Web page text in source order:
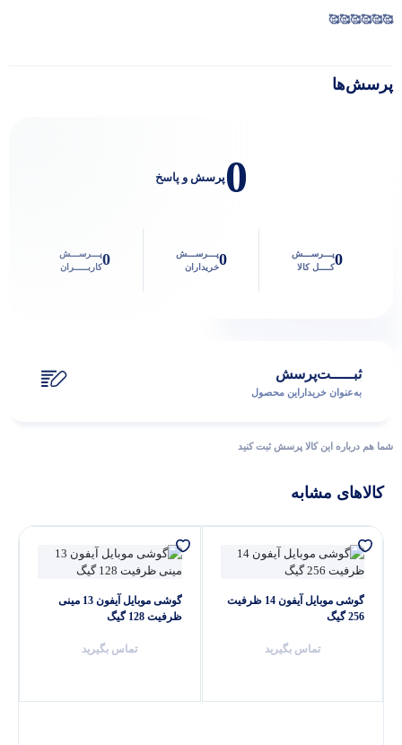
🥰🥰🥰🥰🥰🥰
پرسش‌ها
0پرسش و پاسخ
0پـــرســـش
کــــل کالا
0پـــرســـش
خریداران
0پـــرســـش
کاربـــــران
ثبـــــت‌پرسش
به‌عنوان ‌خریدار‌این‌ محصول
شما هم درباره این کالا پرسش ثبت کنید
کالاهای مشابه
گوشی موبایل آیفون 14 ظرفیت
256 گیگ
تماس بگیرید
گوشی موبایل آیفون 13 مینی
ظرفیت 128 گیگ
تماس بگیرید